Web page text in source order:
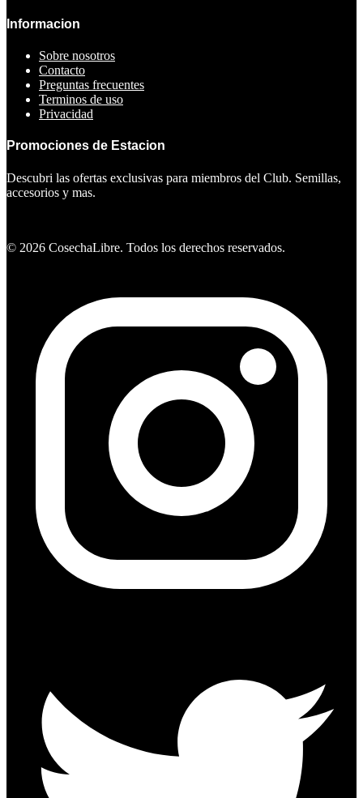
Informacion
Sobre nosotros
Contacto
Preguntas frecuentes
Terminos de uso
Privacidad
Promociones de Estacion
Descubri las ofertas exclusivas para miembros del Club. Semillas,
accesorios y mas.
© 2026 CosechaLibre. Todos los derechos reservados.